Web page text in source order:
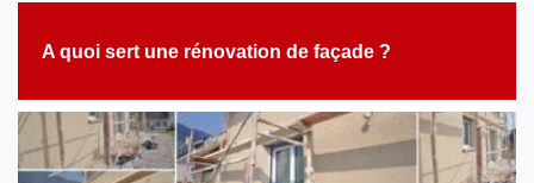
A quoi sert une rénovation de façade ?